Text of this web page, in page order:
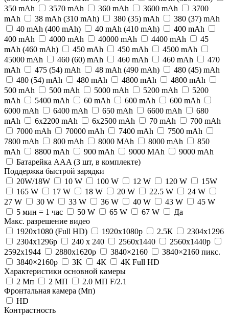
350 mAh
3570 mAh 360 mAh 3600 mAh
3700
mAh
38 mAh (310 mAh) 380 (35) mАh
380 (37) mАh
40 mAh (400 mAh)
40 mAh (410 mAh)
400 mAh
400 mАh
4000 mAh 40000 mAh 4400 mAh
45
mAh (460 mAh)
450 mAh 450 mАh
4500 mAh
45000 mAh
460 (60) mАh 460 mAh 460 mАh
470
mAh
475 (54) mАh 48 mAh (490 mAh)
480 (45) mАh
480 (54) mАh
480 mАh 4800 mAh
4800 mАh
500 mAh
500 mАh 5000 mAh 5200 mAh
5200
mAh
5400 mAh 60 mAh 600 mAh
600 mАh
6000 mAh
6400 mAh 650 mAh 6600 mAh
680
mAh
6x2200 mAh 6x2500 mAh 70 mAh
700 mAh
7000 mAh
70000 mAh 7400 mAh
7500 mAh
7800 mAh
800 mAh 8000 MAh 8000 mAh
850
mAh
8800 mAh 900 mАh 9000 MAh
9000 mAh
Батарейка AAA (3 шт, в комплекте)
Поддержка быстрой зарядки
20W/18W
10 W 100 W 12 W 120 W
15W
165 W
17 W 18 W 20 W 22.5 W
24 W
27 W
30 W 33 W 36 W 40 W 43 W
45 W
5 мин = 1 час
50 W 65 W 67 W
Да
Макс. разрешение видео
1920x1080 (Full HD)
1920x1080p 2.5К
2304x1296
2304x1296p
240 х 240 2560x1440
2560x1440p
2592x1944
2880х1620p 3840×2160
3840×2160 пикс.
3840×2160р
3K 4К
4К Full HD
Характеристики основной камеры
2 Мп
2 МП
2.0 МП F/2.1
Фронтальная камера (Мп)
HD
Контрастность